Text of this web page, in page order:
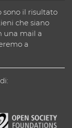
sono il risultato
che siano
una mail a
a